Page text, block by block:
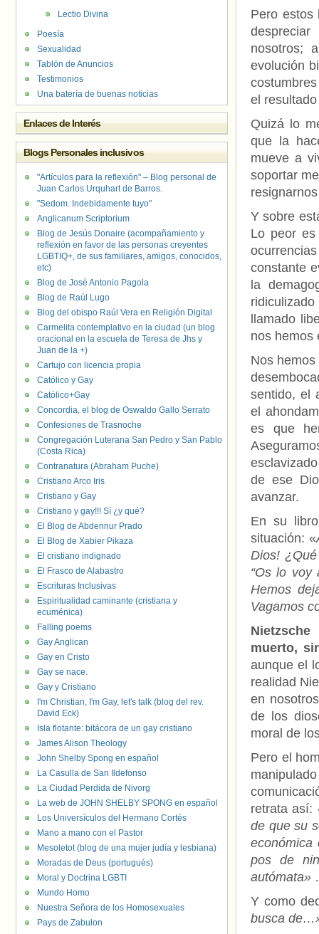
Pero estos
nosotros;
evolución
el
Quizá lo
que la
mueve a
soportar
Y sobre
Lo peor
constante
la
llamado
nos hemos
Nos
sentido, el
el
es que
de ese
avanzar.
En su
situación: «
Dios!
“Os lo voy
Hemos
Vagamos
muerto,
aunque el
realidad
en
de los
moral de
Pero el
retrata así:
de que su
pos de
autómata»
Y como
busca
Lectio Divina
Poesía
Sexualidad
Tablón de Anuncios
Testimonios
Una batería de buenas noticias
Enlaces de Interés
Blogs Personales inclusivos
"Artículos para la reflexión" – Blog personal de
Juan Carlos Urquhart de Barros.
"Sedom. Indebidamente tuyo"
Anglicanum Scriptorium
Blog de Jesús Donaire (acompañamiento y
reflexión en favor de las personas creyentes
LGBTIQ+, de sus familiares, amigos, conocidos,
etc)
Blog de José Antonio Pagola
Blog de Raúl Lugo
Blog del obispo Raúl Vera en Religión Digital
Carmelita contemplativo en la ciudad (un blog
oracional en la escuela de Teresa de Jhs y
Juan de la +)
Cartujo con licencia propia
Católico y Gay
Católico+Gay
Concordia, el blog de Oswaldo Gallo Serrato
Confesiones de Trasnoche
Congregación Luterana San Pedro y San Pablo
(Costa Rica)
Contranatura (Abraham Puche)
Cristiano Arco Iris
Cristiano y Gay
Cristiano y gay!!! Sí ¿y qué?
El Blog de Abdennur Prado
El Blog de Xabier Pikaza
El cristiano indignado
El Frasco de Alabastro
Escrituras Inclusivas
Espiritualidad caminante (cristiana y
ecuménica)
Falling poems
Gay Anglican
Gay en Cristo
Gay se nace.
Gay y Cristiano
I'm Christian, I'm Gay, let's talk (blog del rev.
David Eck)
Isla flotante: bitácora de un gay cristiano
James Alison Theology
John Shelby Spong en español
La Casulla de San Ildefonso
La Ciudad Perdida de Nivorg
La web de JOHN SHELBY SPONG en español
Los Universículos del Hermano Cortés
Mano a mano con el Pastor
Mesoletot (blog de una mujer judía y lesbiana)
Moradas de Deus (portugués)
Moral y Doctrina LGBTI
Mundo Homo
Nuestra Señora de los Homosexuales
Pays de Zabulon